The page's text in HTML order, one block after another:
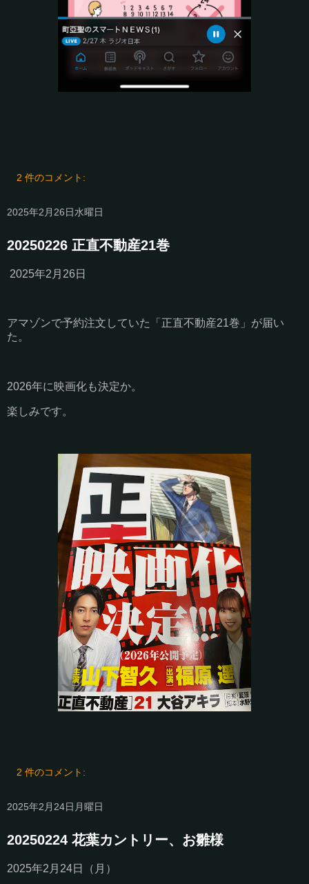
2 件のコメント:
2025年2月26日水曜日
20250226 正直不動産21巻
2025年2月26日
アマゾンで予約注文していた「正直不動産21巻」が届い
た。
2026年に映画化も決定か。
楽しみです。
2 件のコメント:
2025年2月24日月曜日
20250224 花葉カントリー、お雛様
2025年2月24日（月）